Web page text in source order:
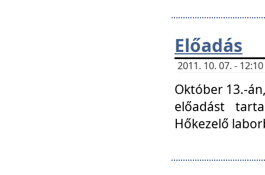
Előadás
2011. 10. 07. -
Október 13.-
előadást
Hőkezelő